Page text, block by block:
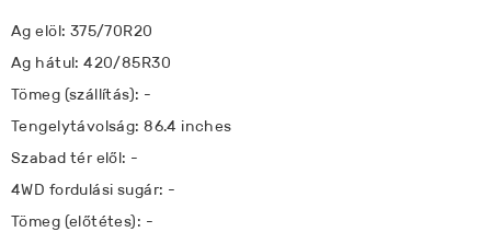
Ag elöl: 375/70R20
Ag hátul: 420/85R30
Tömeg (szállítás): -
Tengelytávolság: 86.4 inches
Szabad tér elől: -
4WD fordulási sugár: -
Tömeg (előtétes): -